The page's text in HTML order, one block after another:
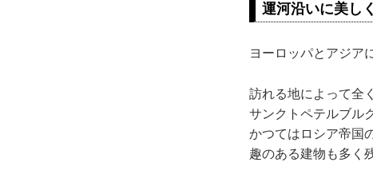
運河沿いに美し
ヨーロッパとアジア
訪れる地によって全
サンクトペテルブル
かつてはロシア帝国
趣のある建物も多く